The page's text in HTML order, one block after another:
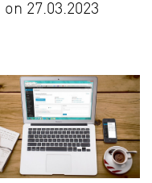
on 27.03.2023